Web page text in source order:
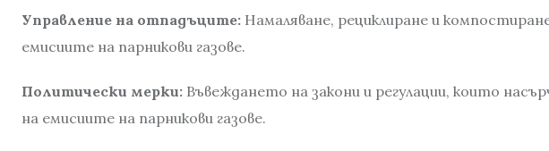
Управление на отпадъците: Намаляване, рециклиране и
емисиите на парникови газове.
Политически мерки: Въвеждането на закони и регулации, които
на емисиите на парникови газове.